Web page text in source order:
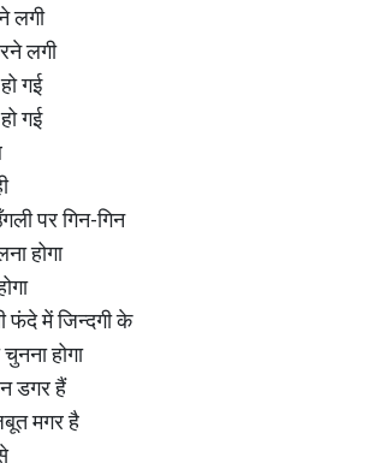
लगी
लगी
गई
गई
पर गिन-गिन
होगा
फंदे में जिन्दगी के
होगा
डगर हैं
मगर है